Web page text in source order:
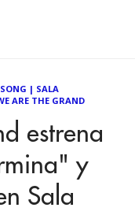
| SALA
ARE THE GRAND
estrena
y
Sala